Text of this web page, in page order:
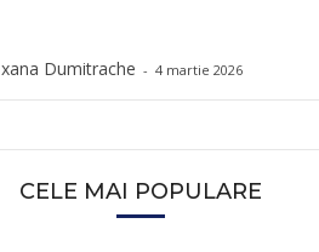
Dumitrache - 4 martie 2026
CELE MAI POPULARE